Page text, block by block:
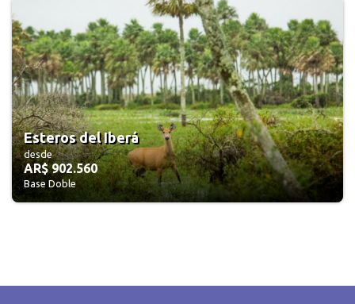
Esteros del Iberá
desde
AR$ 902.560
Base Doble